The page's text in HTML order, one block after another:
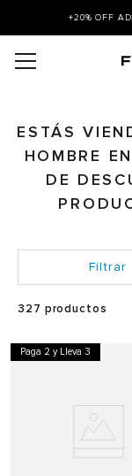
+20% OFF
ESTÁS
HOMBRE
DE
327 productos
Paga 2 y Lleva 3
balance 327
balance 574